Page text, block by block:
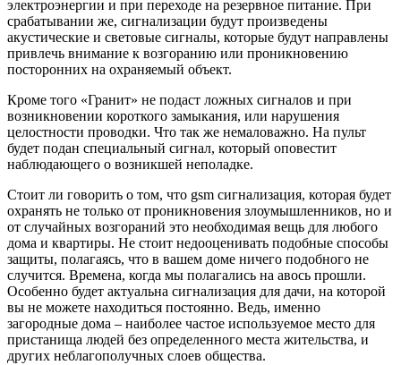
электроэнергии и при переходе на резервное питание. При
срабатывании же, сигнализации будут произведены
акустические и световые сигналы, которые будут направлены
привлечь внимание к возгоранию или проникновению
посторонних на охраняемый объект.
Кроме того «Гранит» не подаст ложных сигналов и при
возникновении короткого замыкания, или нарушения
целостности проводки. Что так же немаловажно. На пульт
будет подан специальный сигнал, который оповестит
наблюдающего о возникшей неполадке.
Стоит ли говорить о том, что gsm сигнализация, которая будет
охранять не только от проникновения злоумышленников, но и
от случайных возгораний это необходимая вещь для любого
дома и квартиры. Не стоит недооценивать подобные способы
защиты, полагаясь, что в вашем доме ничего подобного не
случится. Времена, когда мы полагались на авось прошли.
Особенно будет актуальна сигнализация для дачи, на которой
вы не можете находиться постоянно. Ведь, именно
загородные дома – наиболее частое используемое место для
пристанища людей без определенного места жительства, и
других неблагополучных слоев общества.